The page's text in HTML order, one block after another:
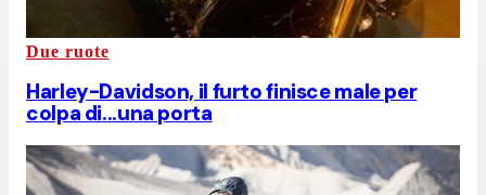
Due ruote
Harley-Davidson, il furto finisce male per
colpa di...una porta